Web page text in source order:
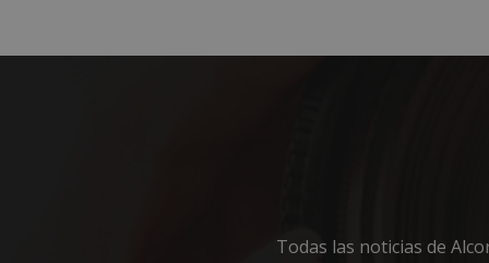
Todas las noticias de
la gestión de